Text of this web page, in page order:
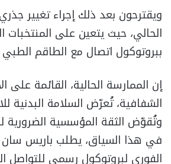
ويقترحون بعد ذلك إجراء تغيير
الحالي، حيث يتعين على المنتخبات
ببروتوكول اتصال مع الطاقم الطبي
إن الممارسة الحالية، القائمة على
الشفافية، تُعرّض السلامة البدنية
وتُقوّض الثقة المؤسسية الضرورية
في هذا السياق، يطلب باريس سان
الفوري لبروتوكول رسمي للتواصل